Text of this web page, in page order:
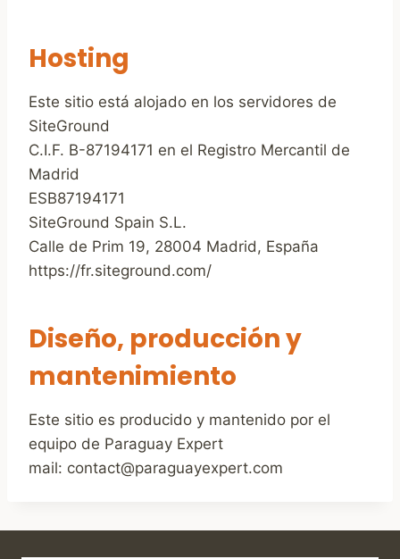
Hosting
Este sitio está alojado en los servidores de
SiteGround
C.I.F. B-87194171 en el Registro Mercantil de
Madrid
ESB87194171
SiteGround Spain S.L.
Calle de Prim 19, 28004 Madrid, España
https://fr.siteground.com/
Diseño, producción y
mantenimiento
Este sitio es producido y mantenido por el
equipo de Paraguay Expert
mail: contact@paraguayexpert.com